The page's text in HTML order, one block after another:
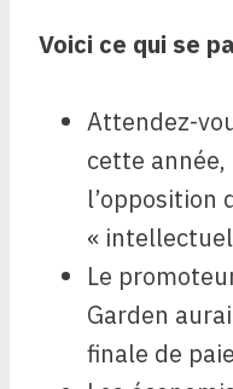
Voici ce qui se
Attendez-
cette
l’opposition
«
Le
Garden
finale de